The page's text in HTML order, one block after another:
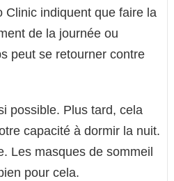
Clinic indiquent que faire la
de la journée ou
peut se retourner contre
possible. Plus tard, cela
capacité à dormir la nuit.
Les masques de sommeil
pour cela.